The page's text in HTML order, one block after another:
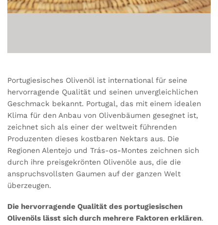
Portugiesisches Olivenöl ist international für seine
hervorragende Qualität und seinen unvergleichlichen
Geschmack bekannt. Portugal, das mit einem idealen
Klima für den Anbau von Olivenbäumen gesegnet ist,
zeichnet sich als einer der weltweit führenden
Produzenten dieses kostbaren Nektars aus. Die
Regionen Alentejo und Trás-os-Montes zeichnen sich
durch ihre preisgekrönten Olivenöle aus, die die
anspruchsvollsten Gaumen auf der ganzen Welt
überzeugen.
Die hervorragende Qualität des portugiesischen
Olivenöls lässt sich durch mehrere Faktoren erklären.